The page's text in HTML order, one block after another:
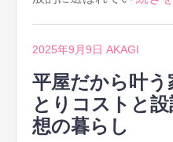
2025年9月9日 AKAGI
平屋だから叶
とりコストと
想の暮らし